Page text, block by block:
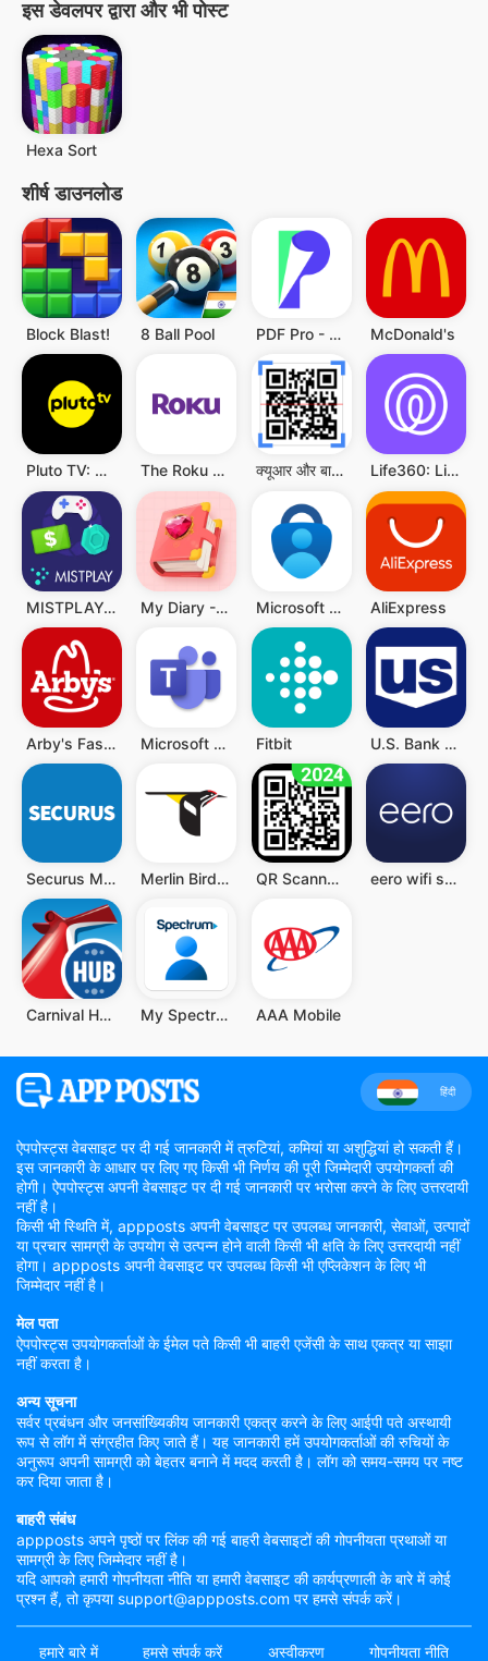
इस डेवलपर द्वारा और भी पोस्ट
Hexa Sort
शीर्ष डाउनलोड
Block Blast! 8 Ball Pool PDF Pro - Reader & Maker McDonald's
Pluto TV: Watch Free Movies/TV The Roku App (Official) क्यूआर और बारकोड स्कैनर Life360: Live Location Sharing
MISTPLAY: Play to Earn Money My Diary - Diary With Lock Microsoft Authenticator AliExpress
Arby's Fast Food Sandwiches Microsoft Teams Fitbit U.S. Bank Mobile Banking
Securus Mobile Merlin Bird ID QR Scanner - Barcode Scanner eero wifi system
Carnival HUB My Spectrum AAA Mobile
हिंदी
ऐपपोस्ट्स वेबसाइट पर दी गई जानकारी में त्रुटियां, कमियां या अशुद्धियां हो सकती हैं।
इस जानकारी के आधार पर लिए गए किसी भी निर्णय की पूरी जिम्मेदारी उपयोगकर्ता की
होगी। ऐपपोस्ट्स अपनी वेबसाइट पर दी गई जानकारी पर भरोसा करने के लिए उत्तरदायी
नहीं है।
किसी भी स्थिति में, appposts अपनी वेबसाइट पर उपलब्ध जानकारी, सेवाओं, उत्पादों
या प्रचार सामग्री के उपयोग से उत्पन्न होने वाली किसी भी क्षति के लिए उत्तरदायी नहीं
होगा। appposts अपनी वेबसाइट पर उपलब्ध किसी भी एप्लिकेशन के लिए भी
जिम्मेदार नहीं है।
मेल पता
ऐपपोस्ट्स उपयोगकर्ताओं के ईमेल पते किसी भी बाहरी एजेंसी के साथ एकत्र या साझा
नहीं करता है।
अन्य सूचना
सर्वर प्रबंधन और जनसांख्यिकीय जानकारी एकत्र करने के लिए आईपी पते अस्थायी
रूप से लॉग में संग्रहीत किए जाते हैं। यह जानकारी हमें उपयोगकर्ताओं की रुचियों के
अनुरूप अपनी सामग्री को बेहतर बनाने में मदद करती है। लॉग को समय-समय पर नष्ट
कर दिया जाता है।
बाहरी संबंध
appposts अपने पृष्ठों पर लिंक की गई बाहरी वेबसाइटों की गोपनीयता प्रथाओं या
सामग्री के लिए जिम्मेदार नहीं है।
यदि आपको हमारी गोपनीयता नीति या हमारी वेबसाइट की कार्यप्रणाली के बारे में कोई
प्रश्न हैं, तो कृपया support@appposts.com पर हमसे संपर्क करें।
हमारे बारे में हमसे संपर्क करें अस्वीकरण गोपनीयता नीति